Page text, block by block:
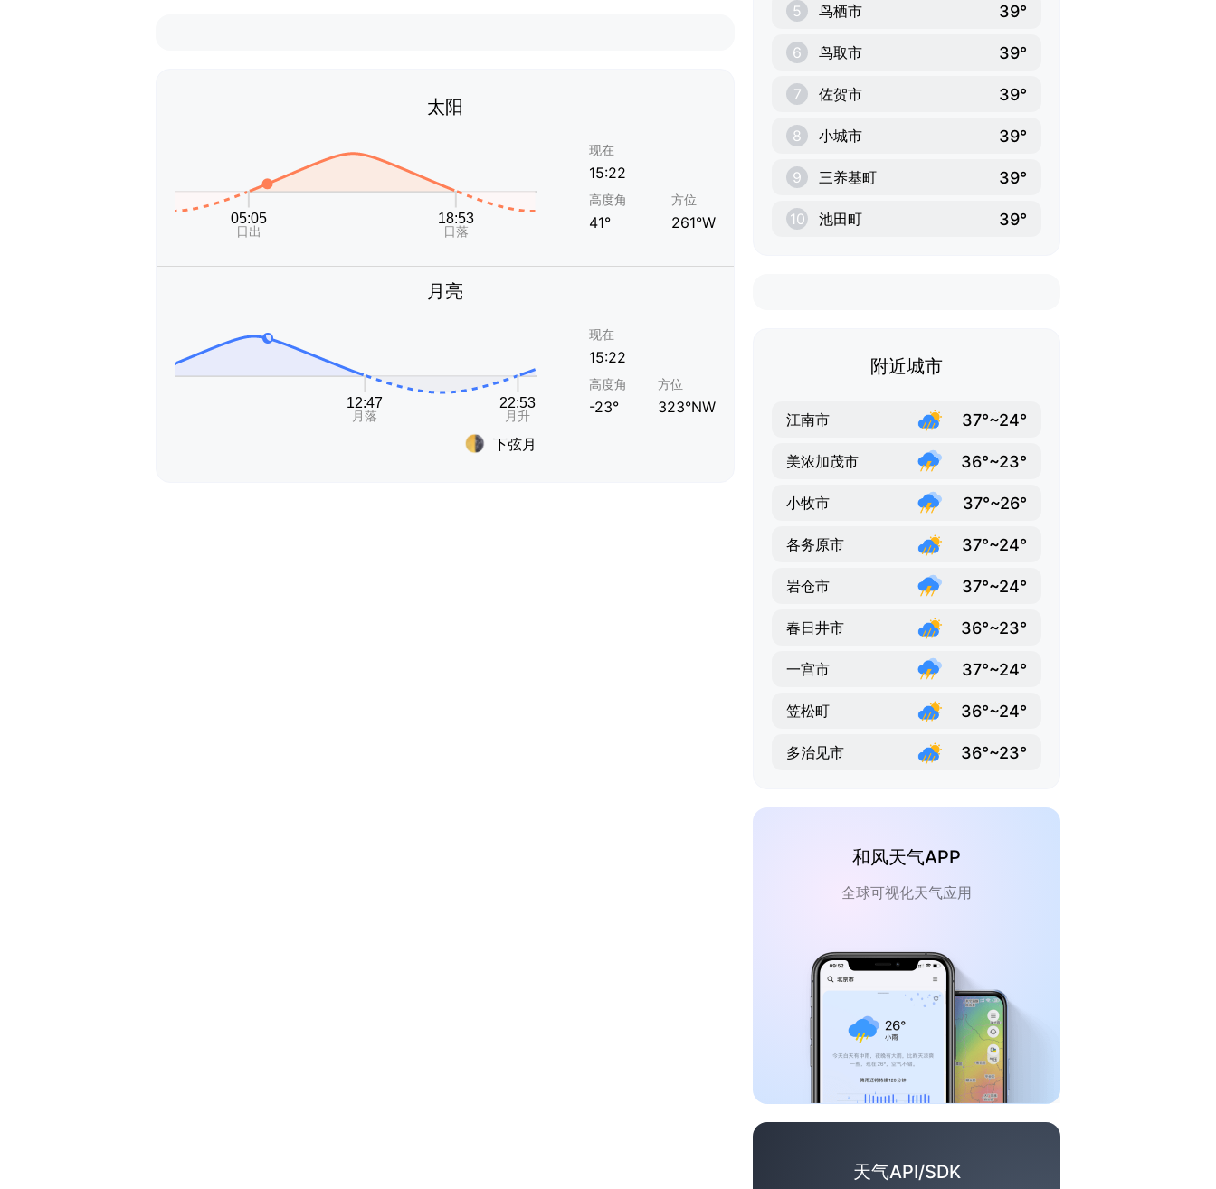
太阳
现在
15:22
高度角
41°
方位
261°W
月亮
下弦月
现在
15:22
高度角
-23°
方位
323°NW
5 鸟栖市 39°
6 鸟取市 39°
7 佐贺市 39°
8 小城市 39°
9 三养基町 39°
10 池田町 39°
附近城市
江南市 37°~24°
美浓加茂市 36°~23°
小牧市 37°~26°
各务原市 37°~24°
岩仓市 37°~24°
春日井市 36°~23°
一宫市 37°~24°
笠松町 36°~24°
多治见市 36°~23°
和风天气APP
全球可视化天气应用
天气API/SDK